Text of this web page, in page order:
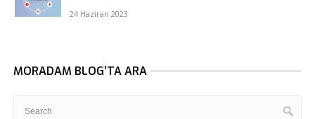
24 Haziran 2023
MORADAM BLOG’TA ARA